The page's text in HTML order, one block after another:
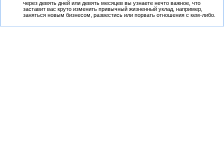
через девять дней или девять месяцев вы узнаете нечто важное, что
заставит вас круто изменить привычный жизненный уклад, например,
заняться новым бизнесом, развестись или порвать отношения с кем-либо.